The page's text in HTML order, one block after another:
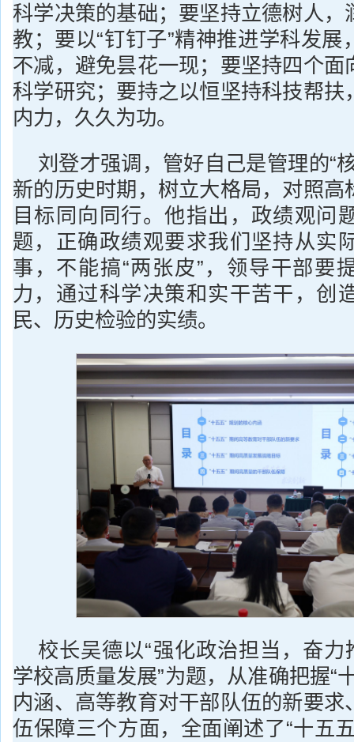
科学决策的基础；要坚持立德树人，
教；要以“钉钉子”精神推进学科发展
不减，避免昙花一现；要坚持四个面
科学研究；要持之以恒坚持科技帮扶
内力，久久为功。
刘登才强调，管好自己是管理的“
新的历史时期，树立大格局，对照高
目标同向同行。他指出，政绩观问
题，正确政绩观要求我们坚持从实
事，不能搞“两张皮”，领导干部要
力，通过科学决策和实干苦干，创
民、历史检验的实绩。
校长吴德以“强化政治担当，奋力
学校高质量发展”为题，从准确把握“
内涵、高等教育对干部队伍的新要求
伍保障三个方面，全面阐述了“十五